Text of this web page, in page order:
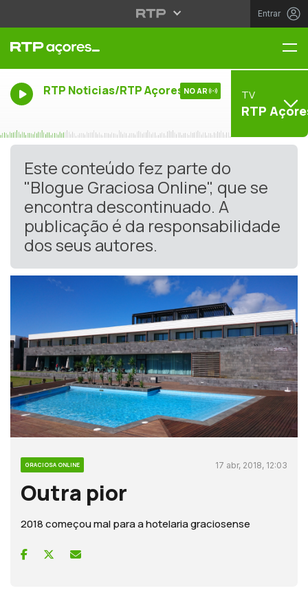
Entrar
RTP Noticias/RTP Açores NO AR TV
RTP
Este conteúdo fez parte do
"Blogue Graciosa Online", que se
encontra descontinuado. A
publicação é da responsabilidade
dos seus autores.
GRACIOSA ONLINE 17 abr, 2018, 12:03
Outra pior
2018 começou mal para a hotelaria graciosense